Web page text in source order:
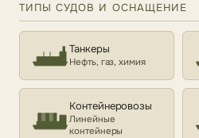
ТИПЫ СУДОВ И ОСНАЩЕНИЕ
Танкеры
Нефть, газ, химия
Контейнеровозы
Линейные
контейнеры